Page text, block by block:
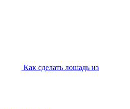
Как сделать лошадь из